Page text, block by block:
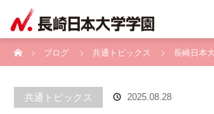
ブログ
共通トピックス 長崎日本
共通トピックス 2025.08.28